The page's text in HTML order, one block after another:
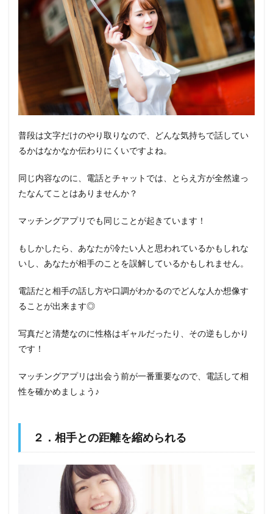
普段は文字だけのやり取りなので、どんな気持ちで話してい
るかはなかなか伝わりにくいですよね。
同じ内容なのに、電話とチャットでは、とらえ方が全然違っ
たなんてことはありませんか？
マッチングアプリでも同じことが起きています！
もしかしたら、あなたが冷たい人と思われているかもしれな
いし、あなたが相手のことを誤解しているかもしれません。
電話だと相手の話し方や口調がわかるのでどんな人か想像す
ることが出来ます◎
写真だと清楚なのに性格はギャルだったり、その逆もしかり
です！
マッチングアプリは出会う前が一番重要なので、電話して相
性を確かめましょう♪
２．相手との距離を縮められる